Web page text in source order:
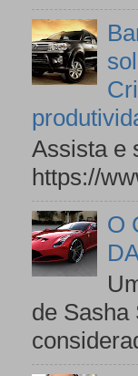
Assista e
https://
O
de Sasha